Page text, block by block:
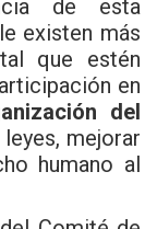
de esta
existen más
que estén
en
del
mejorar
humano al